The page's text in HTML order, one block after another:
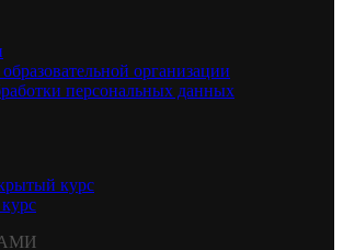
организации
персональных данных
курс